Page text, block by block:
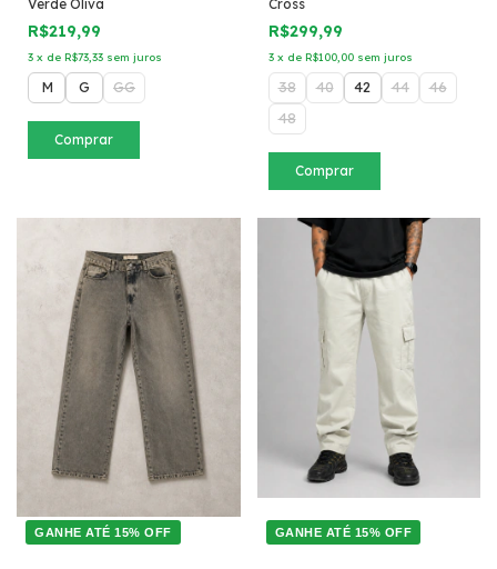
Verde Oliva
R$219,99
3 x de R$73,33 sem juros
M G GG
Comprar
Cross
R$299,99
3 x de R$100,00 sem juros
38 40 42 44
46
48
Comprar
GANHE ATÉ 15% OFF GANHE ATÉ 15% OFF